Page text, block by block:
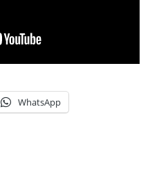
WhatsApp